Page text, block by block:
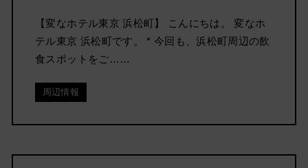
【変なホテル東京 浜松町】 こんにちは。 変なホ
テル東京 浜松町です。 * 今回も、浜松町周辺の飲
食スポットをご……
周辺情報